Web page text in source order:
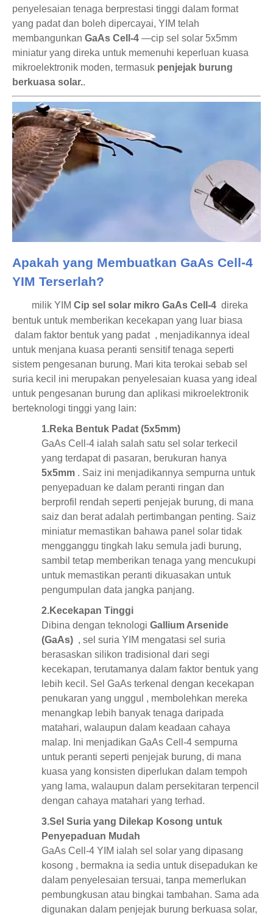
penyelesaian tenaga berprestasi tinggi dalam format
yang padat dan boleh dipercayai, YIM telah
membangunkan GaAs Cell-4 —cip sel solar 5x5mm
miniatur yang direka untuk memenuhi keperluan kuasa
mikroelektronik moden, termasuk penjejak burung
berkuasa solar..
Apakah yang Membuatkan GaAs Cell-4
YIM Terserlah?
milik YIM Cip sel solar mikro GaAs Cell-4 direka
bentuk untuk memberikan kecekapan yang luar biasa
dalam faktor bentuk yang padat , menjadikannya ideal
untuk menjana kuasa peranti sensitif tenaga seperti
sistem pengesanan burung. Mari kita terokai sebab sel
suria kecil ini merupakan penyelesaian kuasa yang ideal
untuk pengesanan burung dan aplikasi mikroelektronik
berteknologi tinggi yang lain:
1.Reka Bentuk Padat (5x5mm)
GaAs Cell-4 ialah salah satu sel solar terkecil
yang terdapat di pasaran, berukuran hanya
5x5mm . Saiz ini menjadikannya sempurna untuk
penyepaduan ke dalam peranti ringan dan
berprofil rendah seperti penjejak burung, di mana
saiz dan berat adalah pertimbangan penting. Saiz
miniatur memastikan bahawa panel solar tidak
mengganggu tingkah laku semula jadi burung,
sambil tetap memberikan tenaga yang mencukupi
untuk memastikan peranti dikuasakan untuk
pengumpulan data jangka panjang.
2.Kecekapan Tinggi
Dibina dengan teknologi Gallium Arsenide
(GaAs) , sel suria YIM mengatasi sel suria
berasaskan silikon tradisional dari segi
kecekapan, terutamanya dalam faktor bentuk yang
lebih kecil. Sel GaAs terkenal dengan kecekapan
penukaran yang unggul , membolehkan mereka
menangkap lebih banyak tenaga daripada
matahari, walaupun dalam keadaan cahaya
malap. Ini menjadikan GaAs Cell-4 sempurna
untuk peranti seperti penjejak burung, di mana
kuasa yang konsisten diperlukan dalam tempoh
yang lama, walaupun dalam persekitaran terpencil
dengan cahaya matahari yang terhad.
3.Sel Suria yang Dilekap Kosong untuk
Penyepaduan Mudah
GaAs Cell-4 YIM ialah sel solar yang dipasang
kosong , bermakna ia sedia untuk disepadukan ke
dalam penyelesaian tersuai, tanpa memerlukan
pembungkusan atau bingkai tambahan. Sama ada
digunakan dalam penjejak burung berkuasa solar,